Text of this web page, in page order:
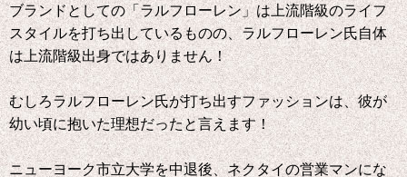
ブランドとしての「ラルフローレン」は上流階級のライフ
スタイルを打ち出しているものの、ラルフローレン氏自体
は上流階級出身ではありません！
むしろラルフローレン氏が打ち出すファッションは、彼が
幼い頃に抱いた理想だったと言えます！
ニューヨーク市立大学を中退後、ネクタイの営業マンにな